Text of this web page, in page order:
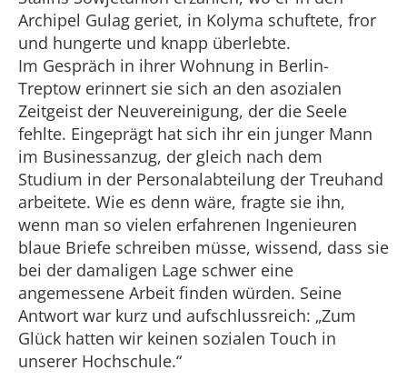
Archipel Gulag geriet, in Kolyma schuftete, fror
und hungerte und knapp überlebte.
Im Gespräch in ihrer Wohnung in Berlin-
Treptow erinnert sie sich an den asozialen
Zeitgeist der Neuvereinigung, der die Seele
fehlte. Eingeprägt hat sich ihr ein junger Mann
im Businessanzug, der gleich nach dem
Studium in der Personalabteilung der Treuhand
arbeitete. Wie es denn wäre, fragte sie ihn,
wenn man so vielen erfahrenen Ingenieuren
blaue Briefe schreiben müsse, wissend, dass sie
bei der damaligen Lage schwer eine
angemessene Arbeit finden würden. Seine
Antwort war kurz und aufschlussreich: „Zum
Glück hatten wir keinen sozialen Touch in
unserer Hochschule.“